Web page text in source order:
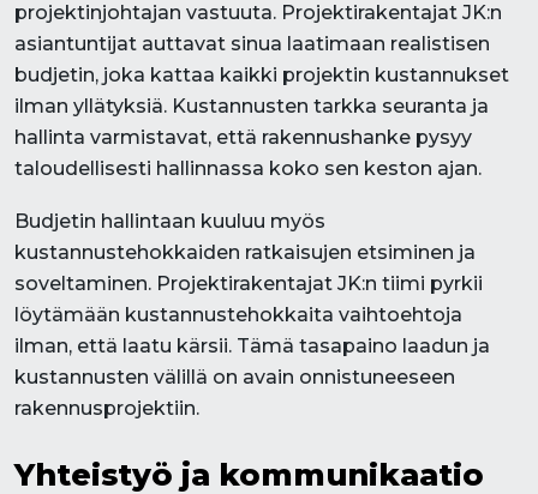
projektinjohtajan vastuuta. Projektirakentajat JK:n
asiantuntijat auttavat sinua laatimaan realistisen
budjetin, joka kattaa kaikki projektin kustannukset
ilman yllätyksiä. Kustannusten tarkka seuranta ja
hallinta varmistavat, että rakennushanke pysyy
taloudellisesti hallinnassa koko sen keston ajan.
Budjetin hallintaan kuuluu myös
kustannustehokkaiden ratkaisujen etsiminen ja
soveltaminen. Projektirakentajat JK:n tiimi pyrkii
löytämään kustannustehokkaita vaihtoehtoja
ilman, että laatu kärsii. Tämä tasapaino laadun ja
kustannusten välillä on avain onnistuneeseen
rakennusprojektiin.
Yhteistyö ja kommunikaatio